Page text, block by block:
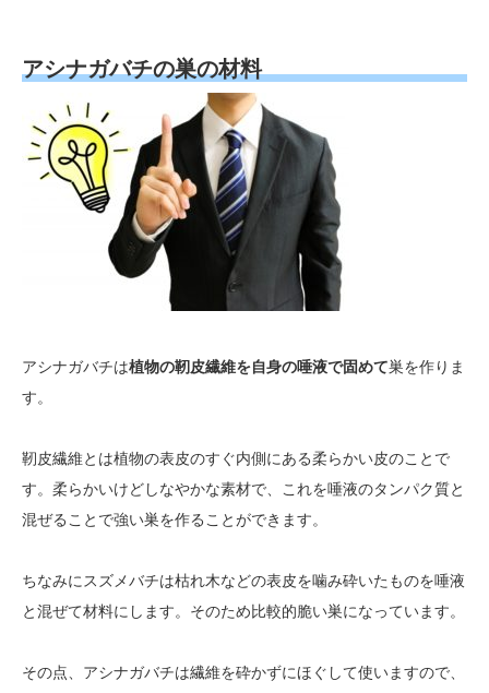
アシナガバチの巣の材料
アシナガバチは植物の靭皮繊維を自身の唾液で固めて巣を作りま
す。
靭皮繊維とは植物の表皮のすぐ内側にある柔らかい皮のことで
す。柔らかいけどしなやかな素材で、これを唾液のタンパク質と
混ぜることで強い巣を作ることができます。
ちなみにスズメバチは枯れ木などの表皮を噛み砕いたものを唾液
と混ぜて材料にします。そのため比較的脆い巣になっています。
その点、アシナガバチは繊維を砕かずにほぐして使いますので、